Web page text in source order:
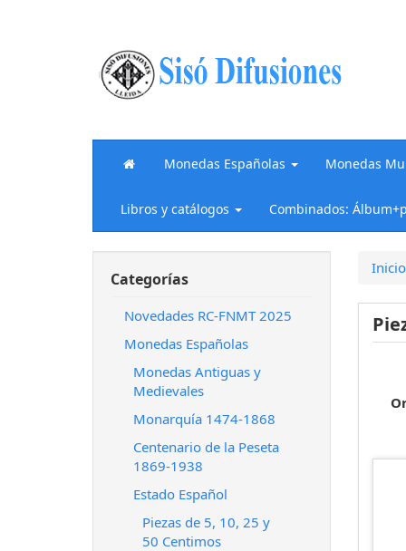
Monedas Españolas Monedas
Libros y catálogos Combinados:
Categorías
Novedades RC-FNMT 2025
Monedas Españolas
Monedas Antiguas y
Medievales
Monarquía 1474-1868
Centenario de la Peseta
1869-1938
Estado Español
Piezas de 5, 10, 25 y
50 Centimos
Inicio